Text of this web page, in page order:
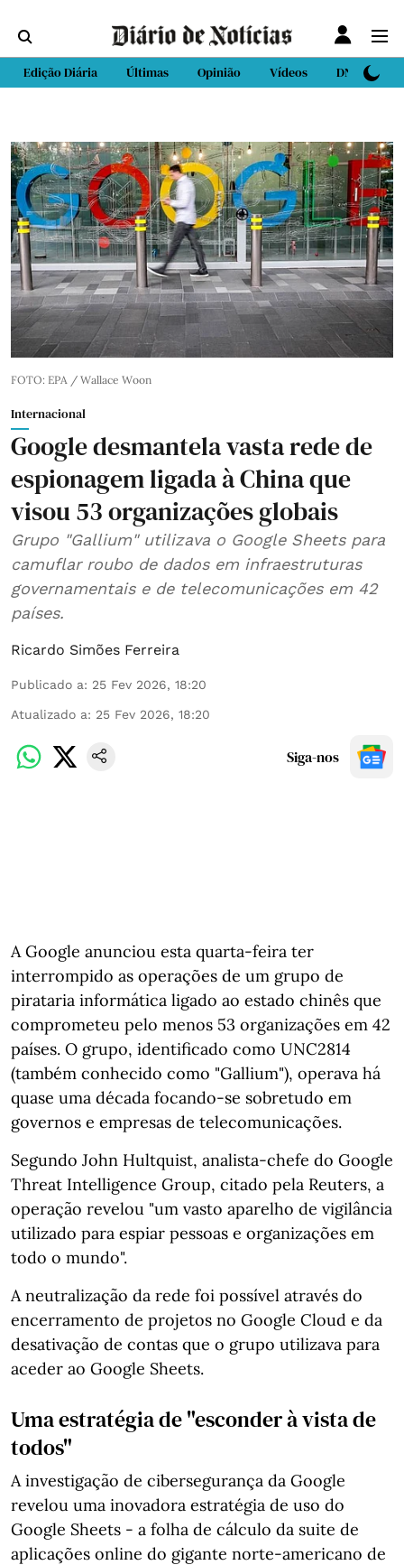
Edição Diária Últimas Opinião Vídeos DN Sport
FOTO: EPA / Wallace Woon
Internacional
Google desmantela vasta rede de
espionagem ligada à China que
visou 53 organizações globais
Grupo "Gallium" utilizava o Google Sheets para
camuflar roubo de dados em infraestruturas
governamentais e de telecomunicações em 42
países.
Ricardo Simões Ferreira
Publicado a: 25 Fev 2026, 18:20
Atualizado a: 25 Fev 2026, 18:20
Siga-nos
A Google anunciou esta quarta-feira ter
interrompido as operações de um grupo de
pirataria informática ligado ao estado chinês que
comprometeu pelo menos 53 organizações em 42
países. O grupo, identificado como UNC2814
(também conhecido como "Gallium"), operava há
quase uma década focando-se sobretudo em
governos e empresas de telecomunicações.
Segundo John Hultquist, analista-chefe do Google
Threat Intelligence Group, citado pela Reuters, a
operação revelou "um vasto aparelho de vigilância
utilizado para espiar pessoas e organizações em
todo o mundo".
A neutralização da rede foi possível através do
encerramento de projetos no Google Cloud e da
desativação de contas que o grupo utilizava para
aceder ao Google Sheets.
Uma estratégia de "esconder à vista de
todos"
A investigação de cibersegurança da Google
revelou uma inovadora estratégia de uso do
Google Sheets - a folha de cálculo da suite de
aplicações online do gigante norte-americano de